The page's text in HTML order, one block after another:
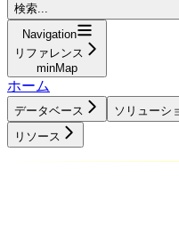
検索...
Navigation
リファレンス
minMap
ホーム
データベース ソリューシ
リソース